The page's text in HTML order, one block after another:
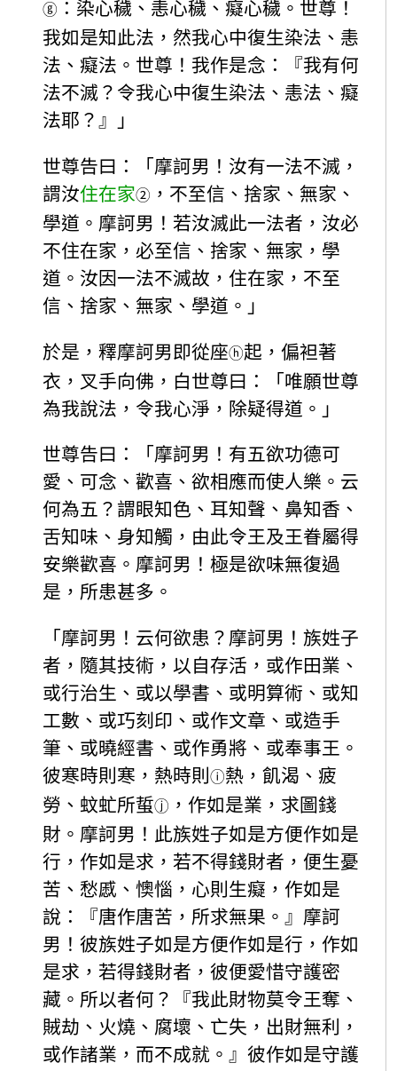
ⓖ ：染心穢、恚心穢、癡心穢。世尊！
我如是知此法，然我心中復生染法、恚
法、癡法。世尊！我作是念：『我有何
法不滅？令我心中復生染法、恚法、癡
法耶？』」
世尊告曰：「摩訶男！汝有一法不滅，
謂汝住在家② ，不至信、捨家、無家、
學道。摩訶男！若汝滅此一法者，汝必
不住在家，必至信、捨家、無家，學
道。汝因一法不滅故，住在家，不至
信、捨家、無家、學道。」
於是，釋摩訶男即從座ⓗ起，偏袒著
衣，叉手向佛，白世尊曰：「唯願世尊
為我說法，令我心淨，除疑得道。」
世尊告曰：「摩訶男！有五欲功德可
愛、可念、歡喜、欲相應而使人樂。云
何為五？謂眼知色、耳知聲、鼻知香、
舌知味、身知觸，由此令王及王眷屬得
安樂歡喜。摩訶男！極是欲味無復過
是，所患甚多。
「摩訶男！云何欲患？摩訶男！族姓子
者，隨其技術，以自存活，或作田業、
或行治生、或以學書、或明算術、或知
工數、或巧刻印、或作文章、或造手
筆、或曉經書、或作勇將、或奉事王。
彼寒時則寒，熱時則 ⓘ熱，飢渴、疲
勞、蚊虻所蜇ⓙ ，作如是業，求圖錢
財。摩訶男！此族姓子如是方便作如是
行，作如是求，若不得錢財者，便生憂
苦、愁慼、懊惱，心則生癡，作如是
說：『唐作唐苦，所求無果。』摩訶
男！彼族姓子如是方便作如是行，作如
是求，若得錢財者，彼便愛惜守護密
藏。所以者何？『我此財物莫令王奪、
賊劫、火燒、腐壞、亡失，出財無利，
或作諸業，而不成就。』彼作如是守護